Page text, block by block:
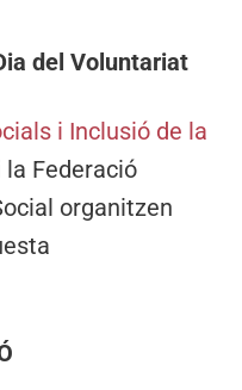
del Voluntariat
i Inclusió de la
la Federació
organitzen